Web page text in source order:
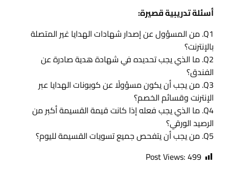
أسئلة تدريبية قصيرة:
Q1. من المسؤول عن إصدار شهادات الهدايا غير المتصلة
بالإنترنت؟
Q2. ما الذي يجب تحديده في شهادة هدية صادرة عن
الفندق؟
Q3. من يجب أن يكون مسؤولًا عن كوبونات الهدايا عبر
الإنترنت وقسائم الخصم؟
Q4. ما الذي يجب فعله إذا كانت قيمة القسيمة أكبر من
الرصيد الورقي؟
Q5. من يجب أن يتفحص جميع تسويات القسيمة لليوم؟
Post Views:499